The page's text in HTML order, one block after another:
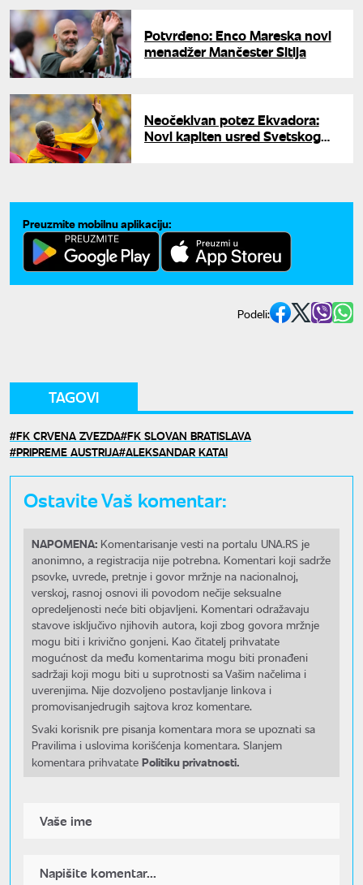
Potvrđeno: Enco Mareska novi
menadžer Mančester Sitija
Neočekivan potez Ekvadora:
Novi kapiten usred Svetskog
Preuzmite mobilnu aplikaciju:
Podeli:
TAGOVI
FK CRVENA ZVEZDA FK SLOVAN BRATISLAVA
PRIPREME AUSTRIJA ALEKSANDAR KATAI
Ostavite Vaš komentar:
NAPOMENA: Komentarisanje vesti na portalu UNA.RS je
anonimno, a registracija nije potrebna. Komentari koji sadrže
psovke, uvrede, pretnje i govor mržnje na nacionalnoj,
verskoj, rasnoj osnovi ili povodom nečije seksualne
opredeljenosti neće biti objavljeni. Komentari odražavaju
stavove isključivo njihovih autora, koji zbog govora mržnje
mogu biti i krivično gonjeni. Kao čitatelj prihvatate
mogućnost da među komentarima mogu biti pronađeni
sadržaji koji mogu biti u suprotnosti sa Vašim načelima i
uverenjima. Nije dozvoljeno postavljanje linkova i
promovisanjedrugih sajtova kroz komentare.
Svaki korisnik pre pisanja komentara mora se upoznati sa
Pravilima i uslovima korišćenja komentara. Slanjem
komentara prihvatate Politiku privatnosti.